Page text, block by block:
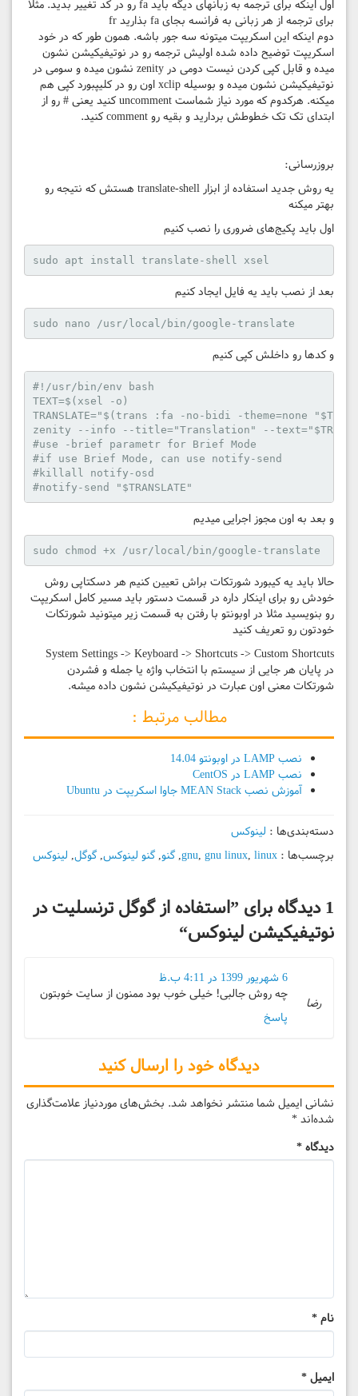
اول اینکه برای ترجمه به زبانهای دیگه باید fa رو در کد تغییر بدید. مثلا
برای ترجمه از هر زبانی به فرانسه بجای fa بذارید fr
دوم اینکه این اسکریپت میتونه سه جور باشه. همون طور که در خود
اسکریپت توضیح داده شده اولیش ترجمه رو در نوتیفیکیشن نشون
میده و قابل کپی کردن نیست دومی در zenity نشون میده و سومی در
نوتیفیکیشن نشون میده و بوسیله xclip اون رو در کلیپبورد کپی هم
میکنه. هرکدوم که مورد نیاز شماست uncomment کنید یعنی # رو از
ابتدای تک تک خطوطش بردارید و بقیه رو comment کنید.
بروزرسانی:
یه روش جدید استفاده از ابزار translate-shell هستش که نتیجه رو
بهتر میکنه
اول باید پکیج‌های ضروری را نصب کنیم
sudo apt install translate-shell xsel
بعد از نصب باید یه فایل ایجاد کنیم
و کد‌ها رو داخلش کپی کنیم
#!/usr/bin/env bash
TEXT=$(xsel -o)
TRANSLATE="$(trans :fa -no-bidi -theme=none
zenity --info --title="Translation" --
#use -brief parametr for Brief Mode
#if use Brief Mode, can use notify-send
#killall notify-osd
و بعد به اون مجوز اجرایی میدیم
حالا باید یه کیبورد شورتکات براش تعیین کنیم هر دسکتاپی روش
خودش رو برای اینکار داره در قسمت دستور باید مسیر کامل اسکریپت
رو بنویسید مثلا در اوبونتو با رفتن به قسمت زیر میتونید شورتکات
خودتون رو تعریف کنید
System Settings -> Keyboard -> Shortcuts -> Custom Shortcuts
در پایان هر جایی از سیستم با انتخاب واژه یا جمله و فشردن
شورتکات معنی اون عبارت در نوتیفیکیشن نشون داده میشه.
مطالب مرتبط :
نصب LAMP در اوبونتو 14.04
نصب LAMP در CentOS
آموزش نصب MEAN Stack جاوا اسکریپت در Ubuntu
دسته‌بندی‌ها : لینوکس
برچسب‌ها :
gnu, gnu linux, linux
,گنو,گنو لینوکس,گوگل, لینوکس
1 دیدگاه برای ”
استفاده از گوگل ترنسلیت در
نوتیفیکیشن لینوکس“
رضا
6 شهریور 1399 در 4:11 ب.ظ
چه روش جالبی! خیلی خوب بود ممنون از سایت خوبتون
پاسخ
دیدگاه خود را ارسال کنید
نشانی ایمیل شما منتشر نخواهد شد. بخش‌های موردنیاز علامت‌گذاری
شده‌اند *
دیدگاه *
نام *
ایمیل *